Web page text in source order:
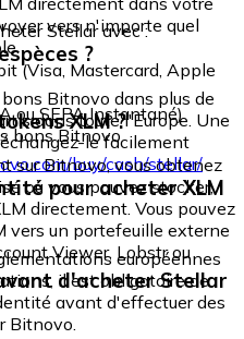
vers n'importe quel
Stellar avec :
(Visa, Mastercard, Apple
ou SEPA Instantané)
bons Bitnovo
?
bons Bitnovo dans plus de
dans toute l'Europe. Une
le facilement
buy/cash/stellar/
XLM ?
sur Bitnovo, vous obtenez
où vous pouvez stocker,
directement. Vous pouvez
vers un portefeuille externe
Viewer, Lobstr ou
pour acheter XLM
européennes
il est obligatoire de
avant d'effectuer des
Bitnovo.
d'acheter Stellar